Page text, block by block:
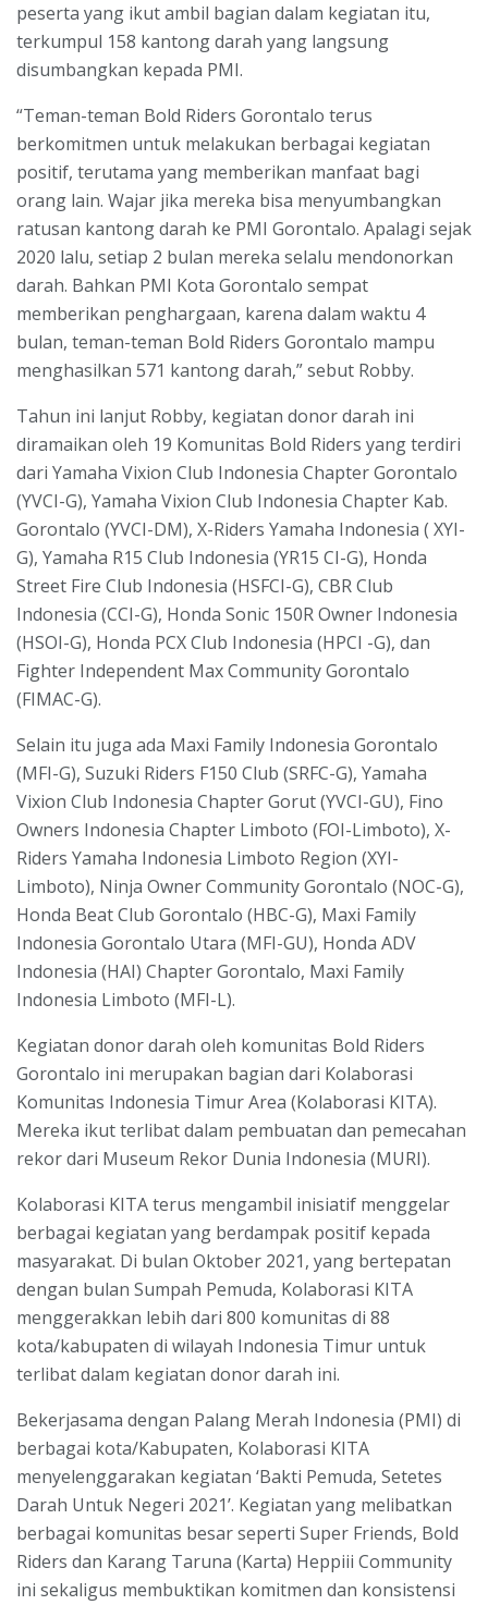
peserta yang ikut ambil bagian dalam kegiatan itu,
terkumpul 158 kantong darah yang langsung
disumbangkan kepada PMI.
“Teman-teman Bold Riders Gorontalo terus
berkomitmen untuk melakukan berbagai kegiatan
positif, terutama yang memberikan manfaat bagi
orang lain. Wajar jika mereka bisa menyumbangkan
ratusan kantong darah ke PMI Gorontalo. Apalagi sejak
2020 lalu, setiap 2 bulan mereka selalu mendonorkan
darah. Bahkan PMI Kota Gorontalo sempat
memberikan penghargaan, karena dalam waktu 4
bulan, teman-teman Bold Riders Gorontalo mampu
menghasilkan 571 kantong darah,” sebut Robby.
Tahun ini lanjut Robby, kegiatan donor darah ini
diramaikan oleh 19 Komunitas Bold Riders yang terdiri
dari Yamaha Vixion Club Indonesia Chapter Gorontalo
(YVCI-G), Yamaha Vixion Club Indonesia Chapter Kab.
Gorontalo (YVCI-DM), X-Riders Yamaha Indonesia ( XYI-
G), Yamaha R15 Club Indonesia (YR15 CI-G), Honda
Street Fire Club Indonesia (HSFCI-G), CBR Club
Indonesia (CCI-G), Honda Sonic 150R Owner Indonesia
(HSOI-G), Honda PCX Club Indonesia (HPCI -G), dan
Fighter Independent Max Community Gorontalo
(FIMAC-G).
Selain itu juga ada Maxi Family Indonesia Gorontalo
(MFI-G), Suzuki Riders F150 Club (SRFC-G), Yamaha
Vixion Club Indonesia Chapter Gorut (YVCI-GU), Fino
Owners Indonesia Chapter Limboto (FOI-Limboto), X-
Riders Yamaha Indonesia Limboto Region (XYI-
Limboto), Ninja Owner Community Gorontalo (NOC-G),
Honda Beat Club Gorontalo (HBC-G), Maxi Family
Indonesia Gorontalo Utara (MFI-GU), Honda ADV
Indonesia (HAI) Chapter Gorontalo, Maxi Family
Indonesia Limboto (MFI-L).
Kegiatan donor darah oleh komunitas Bold Riders
Gorontalo ini merupakan bagian dari Kolaborasi
Komunitas Indonesia Timur Area (Kolaborasi KITA).
Mereka ikut terlibat dalam pembuatan dan pemecahan
rekor dari Museum Rekor Dunia Indonesia (MURI).
Kolaborasi KITA terus mengambil inisiatif menggelar
berbagai kegiatan yang berdampak positif kepada
masyarakat. Di bulan Oktober 2021, yang bertepatan
dengan bulan Sumpah Pemuda, Kolaborasi KITA
menggerakkan lebih dari 800 komunitas di 88
kota/kabupaten di wilayah Indonesia Timur untuk
terlibat dalam kegiatan donor darah ini.
Bekerjasama dengan Palang Merah Indonesia (PMI) di
berbagai kota/Kabupaten, Kolaborasi KITA
menyelenggarakan kegiatan ‘Bakti Pemuda, Setetes
Darah Untuk Negeri 2021’. Kegiatan yang melibatkan
berbagai komunitas besar seperti Super Friends, Bold
Riders dan Karang Taruna (Karta) Heppiii Community
ini sekaligus membuktikan komitmen dan konsistensi